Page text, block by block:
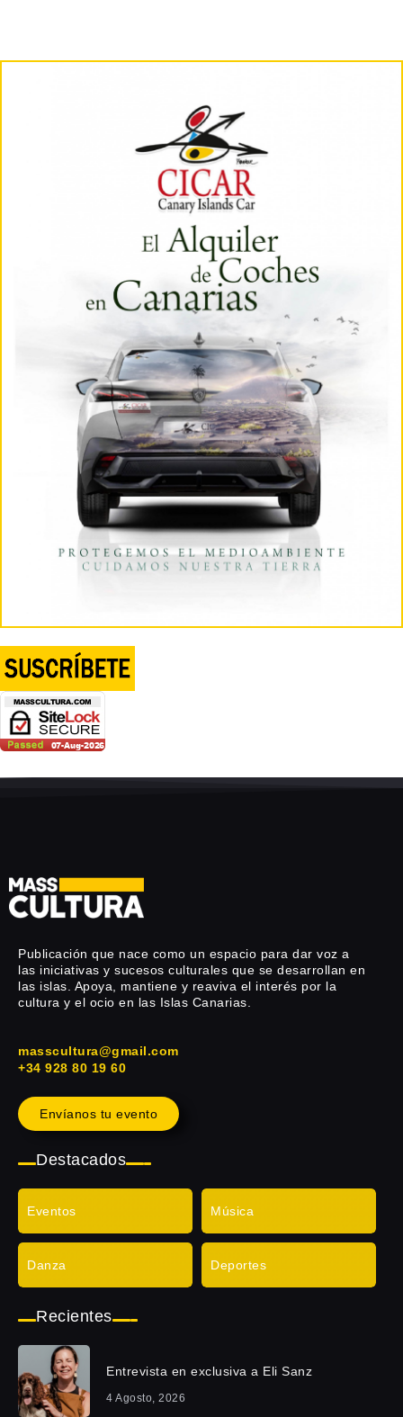
Publicación que nace como un espacio para dar voz a
las iniciativas y sucesos culturales que se desarrollan en
las islas. Apoya, mantiene y reaviva el interés por la
cultura y el ocio en las Islas Canarias.
masscultura@gmail.com
+34 928 80 19 60
Envíanos tu evento
Destacados
Eventos Música
Danza Deportes
Recientes
Entrevista en exclusiva a Eli Sanz
4 Agosto, 2026